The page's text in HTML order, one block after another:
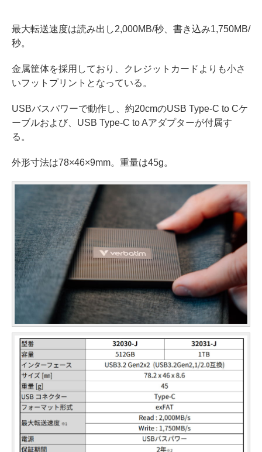
最大転送速度は読み出し2,000MB/秒、書き込み1,750MB/
秒。
金属筐体を採用しており、クレジットカードよりも小さ
いフットプリントとなっている。
USBバスパワーで動作し、約20cmのUSB Type-C to Cケ
ーブルおよび、USB Type-C to Aアダプターが付属す
る。
外形寸法は78×46×9mm。重量は45g。